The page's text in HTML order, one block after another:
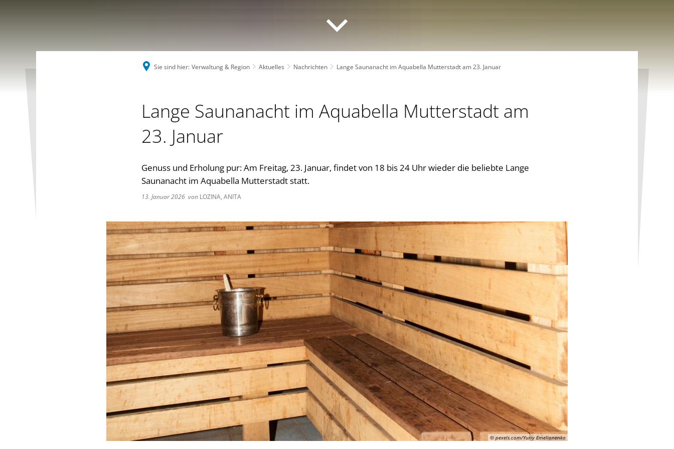
Sie sind hier: Verwaltung & Region Aktuelles Nachrichten Lange Saunanacht im Aquabella Mutterstadt am 23. Januar
Lange Saunanacht im Aquabella Mutterstadt am
23. Januar
Genuss und Erholung pur: Am Freitag, 23. Januar, findet von 18 bis 24 Uhr wieder die beliebte Lange
Saunanacht im Aquabella Mutterstadt statt.
13. Januar 2026 von LOZINA, ANITA
© pexels.com/Yuriy Emelianenko